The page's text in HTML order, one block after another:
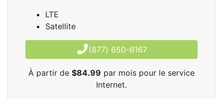
LTE
Satellite
(877) 650-6167
À partir de $84.99 par mois pour le service
Internet.